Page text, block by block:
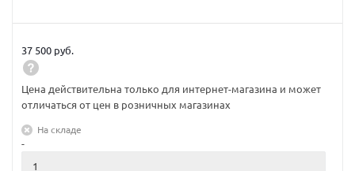
37 500 руб.
Цена действительна только для интернет-магазина и может
отличаться от цен в розничных магазинах
На складе
-